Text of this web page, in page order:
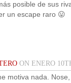
posible de sus
un escape raro 😛
ON ENERO
motiva nada.